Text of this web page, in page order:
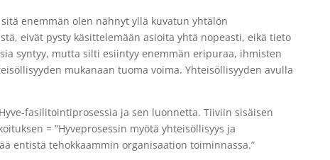
enemmän olen nähnyt yllä kuvatun yhtälön
eivät pysty käsittelemään asioita yhtä nopeasti, eikä tieto
syntyy, mutta silti esiintyy enemmän eripuraa, ihmisten
mukanaan tuoma voima. Yhteisöllisyyden avulla
fasilitointiprosessia ja sen luonnetta. Tiiviin sisäisen
= ”Hyveprosessin myötä yhteisöllisyys ja
entistä tehokkaammin organisaation toiminnassa.”